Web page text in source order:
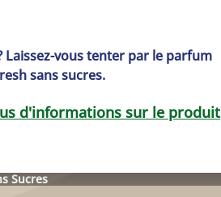
Laissez-vous tenter par le parfum
sans sucres.
d'informations sur le produit
Sucres